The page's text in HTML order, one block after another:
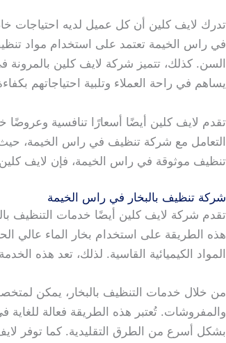
تدرك لايف كلين أن كل عميل لديه احتياجات
في راس الخيمة تعتمد على استخدام مواد
السن. كذلك، تتميز شركة لايف كلين بالمرونة
يساهم في راحة العملاء وتلبية احتياجاتهم
تقدم لايف كلين أيضًا أسعارًا تنافسية وعروضًا
التعامل مع شركة تنظيف في راس الخيمة،
تنظيف موثوقة في راس الخيمة، فإن لايف
شركة تنظيف بالبخار في راس الخيمة
تقدم شركة لايف كلين أيضًا خدمات التنظيف
هذه الطريقة على استخدام بخار الماء عالي
المواد الكيميائية القاسية. لذلك، تعد هذه
من خلال خدمات التنظيف بالبخار، يمكن
والمفروشات. تُعتبر هذه الطريقة فعالة للغاية
بشكل أسرع من الطرق التقليدية. كما توفر